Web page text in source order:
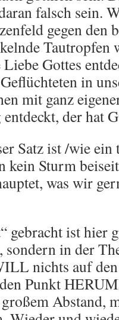
falsch sein.
gegen den
Gottes
in
mit ganz
der hat
Satz ist /wie
kein Sturm
was wir
gebracht ist hier
in der
nichts auf
Punkt
Abstand,